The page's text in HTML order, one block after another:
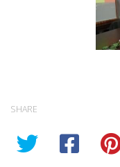
SHARE